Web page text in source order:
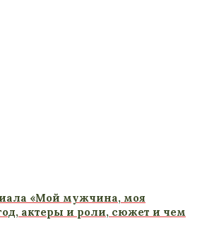
«Мой мужчина, моя
актеры и роли, сюжет и чем